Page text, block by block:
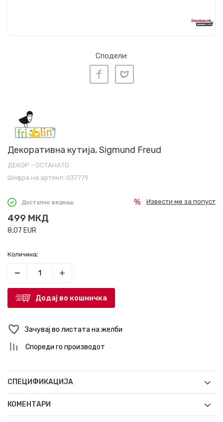
Сподели:
Декоративна кутија, Sigmund Freud
ДЕКОР - ОСТАНАТО
Шифра на артикл: 037779
Достапно веднаш
499 МКД
8,07 EUR
Извести ме за попуст
Количина:
Додај во кошничка
Зачувај во листата на желби
Спореди го производот
СПЕЦИФИКАЦИЈА
КОМЕНТАРИ